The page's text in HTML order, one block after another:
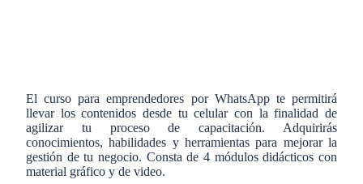
El curso para emprendedores por WhatsApp te permitirá
llevar los contenidos desde tu celular con la finalidad de
agilizar tu proceso de capacitación. Adquirirás
conocimientos, habilidades y herramientas para mejorar la
gestión de tu negocio. Consta de 4 módulos didácticos con
material gráfico y de video.